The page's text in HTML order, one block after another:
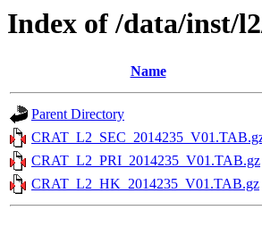
Index of /data/inst/
Name
Parent Directory
CRAT_L2_PRI_2014235_V01.TAB.gz
CRAT_L2_HK_2014235_V01.TAB.gz